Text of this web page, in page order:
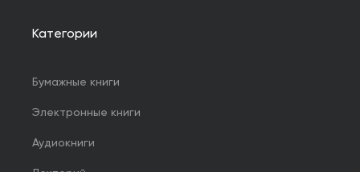
Категории
Бумажные книги
Электронные книги
Аудиокниги